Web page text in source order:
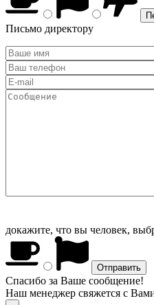
Письмо директору
докажите, что вы человек,
Спасибо за Ваше сообщение!
Наш менеджер свяжется с